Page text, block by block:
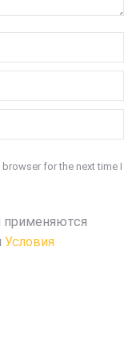
for the next time I
применяются
Условия